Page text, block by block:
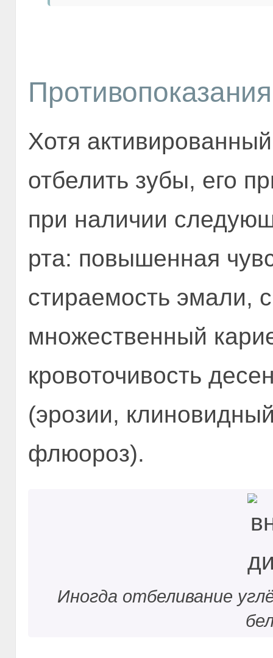
Хотя
отбелить зубы, его
при наличии
рта: повышенная
стираемость эмали,
множественный
кровоточивость
(эрозии,
флюороз).
Иногда отбеливание